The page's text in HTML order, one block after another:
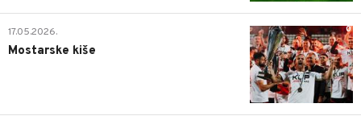
0
17.05.2026.
Mostarske kiše